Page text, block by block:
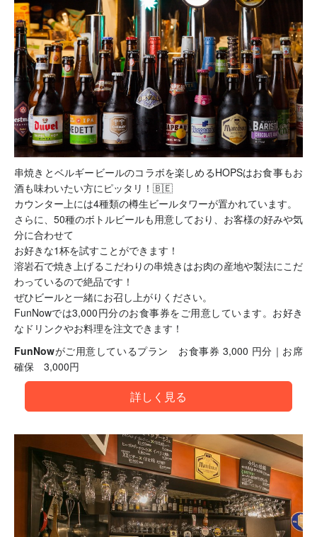
串焼きとベルギービールのコラボを楽しめるHOPSはお食事もお
酒も味わいたい方にピッタリ！🇧🇪
カウンター上には4種類の樽生ビールタワーが置かれています。
さらに、50種のボトルビールも用意しており、お客様の好みや気
分に合わせて
お好きな1杯を試すことができます！
溶岩石で焼き上げるこだわりの串焼きはお肉の産地や製法にこだ
わっているので絶品です！
ぜひビールと一緒にお召し上がりください。
FunNowでは3,000円分のお食事券をご用意しています。お好き
なドリンクやお料理を注文できます！
FunNowがご用意しているプラン お食事券 3,000 円分｜お席
確保 3,000円
詳しく見る